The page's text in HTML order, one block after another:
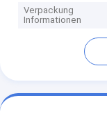
Verpackung
Informationen